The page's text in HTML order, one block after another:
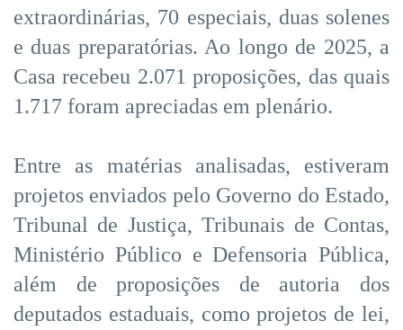
extraordinárias, 70 especiais, duas solenes
e duas preparatórias. Ao longo de 2025, a
Casa recebeu 2.071 proposições, das quais
1.717 foram apreciadas em plenário.
Entre as matérias analisadas, estiveram
projetos enviados pelo Governo do Estado,
Tribunal de Justiça, Tribunais de Contas,
Ministério Público e Defensoria Pública,
além de proposições de autoria dos
deputados estaduais, como projetos de lei,